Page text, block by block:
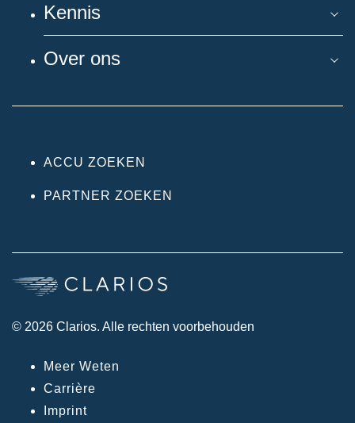
Kennis
Over ons
ACCU ZOEKEN
PARTNER ZOEKEN
© 2026 Clarios. Alle rechten voorbehouden
Meer Weten
Carrière
Imprint